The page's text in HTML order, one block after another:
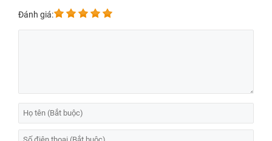
Màn hình cảm ứng là một bộ phận người dùng tiếp xúc trực tiếp và
Có cần thiết thay màn hình ASUS ROG Phone 3 không?
Mặt kính và màn hình là hai linh kiện có vai trò quan trọng. Thay mặt
Đánh giá: